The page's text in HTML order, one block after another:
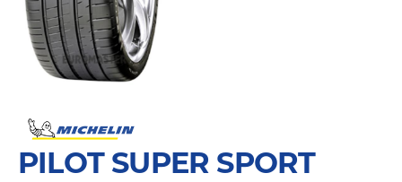
PILOT SUPER SPORT